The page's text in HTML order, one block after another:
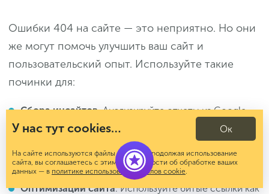
Ошибки 404 на сайте — это неприятно. Но они
же могут помочь улучшить ваш сайт и
пользовательский опыт. Используйте такие
починки для:
Сбора инсайтов. Анализируйте отчеты из Google
Search Console и Яндекс.Вебмастер, чтобы понять,
какие разделы вызывают больше проблем.
Возможно, стоит переработать навигацию или
контент.
Оптимизации сайта. Используйте битые ссылки как
У нас тут cookies…
На сайте используются файлы cookies. Продолжая использование
сайта, вы соглашаетесь с этим. Подробности об обработке ваших
данных — в политике использования файлов cookie.
Ок